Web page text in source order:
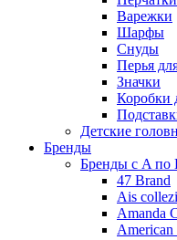
Варежки
Шарфы
Снуды
Перья
Значки
Коробки
Детские
Бренды
Бренды с A по
47 Brand
Ais
Amanda
American